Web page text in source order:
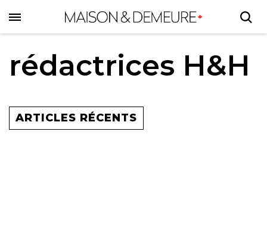
to
main
content
rédactrices H&H
ARTICLES RÉCENTS